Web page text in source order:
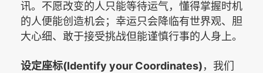
讯。不愿改变的人只能等待运气，懂得掌握时机
的人便能创造机会；幸运只会降临有世界观、胆
大心细、敢于接受挑战但能谨慎行事的人身上。
设定座标(Identify your Coordinates) ，我们